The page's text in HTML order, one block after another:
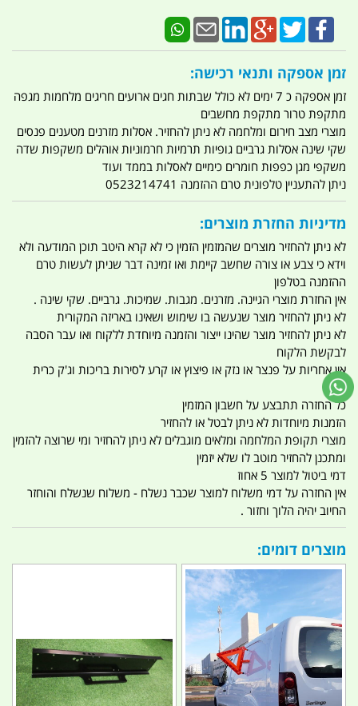
זמן אספקה ותנאי רכישה:
זמן אספקה כ 7 ימים לא כולל שבתות חגים ארועים חריגים מלחמות מגפה
מתקפת טרור מתקפת מחשבים
מוצרי מצב חירום ומלחמה לא ניתן להחזיר. אסלות מזרנים מטענים פנסים
שקי שינה אסלות גרביים גופיות תרמיות חרמוניות אוהלים משקפות שדה
משקפי מגן כפפות חומרים כימיים לאסלות בממד ועוד
ניתן להתעניין טלפונית טרם ההזמנה 0523214741
מדיניות החזרת מוצרים:
לא ניתן להחזיר מוצרים שהמזמין הזמין כי לא קרא היטב תוכן המודעה ולא
וידא כי צבע או צורה שחשב קיימת ואו זמינה דבר שניתן לעשות טרם
ההזמנה בטלפון
אין החזרת מוצרי הגיינה. מזרנים. מגבות. שמיכות. גרביים. שקי שינה .
לא ניתן להחזיר מוצר שנעשה בו שימוש ושאינו באריזה המקורית
לא ניתן להחזיר מוצר שהינו ייצור והזמנה מיוחדת ללקוח ואו עבר הסבה
לבקשת הלקוח
אין אחריות על פנצר או נזק או פיצוץ או קרע לסירות בריכות וג'ק כרית
אוויר
כל החזרה תתבצע על חשבון המזמין
הזמנות מיוחדות לא ניתן לבטל או להחזיר
מוצרי תקופת המלחמה ומלאים מוגבלים לא ניתן להחזיר ומי שרוצה להזמין
ומתכנן להחזיר מוטב לו שלא יזמין
דמי ביטול למוצר 5 אחוז
אין החזרה על דמי משלוח למוצר שכבר נשלח - משלוח שנשלח והוחזר
החיוב יהיה הלוך וחזור .
מוצרים דומים: